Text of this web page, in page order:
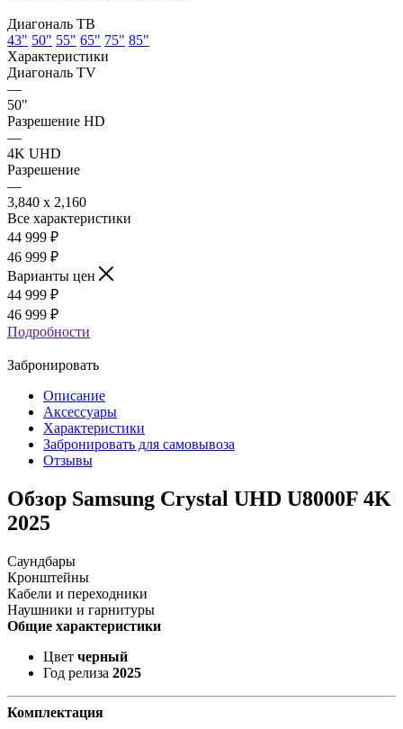
Диагональ ТВ
43" 50" 55" 65" 75" 85"
Характеристики
Диагональ TV
—
50"
Разрешение HD
—
4K UHD
Разрешение
—
3,840 x 2,160
Все характеристики
44 999 ₽
46 999 ₽
Варианты цен
44 999 ₽
46 999 ₽
Подробности
Забронировать
Описание
Аксессуары
Характеристики
Забронировать для самовывоза
Отзывы
Обзор Samsung Crystal UHD U8000F 4K
2025
Саундбары
Кронштейны
Кабели и переходники
Наушники и гарнитуры
Общие характеристики
Цвет черный
Год релиза 2025
Комплектация